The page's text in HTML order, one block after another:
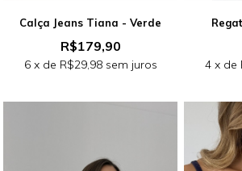
Calça Jeans Tiana - Verde
R$179,90
6x de R$29,98sem juros 4x de